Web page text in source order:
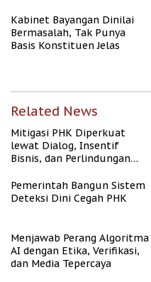
Kabinet Bayangan Dinilai
Bermasalah, Tak Punya
Basis Konstituen Jelas
Related News
Mitigasi PHK Diperkuat
lewat Dialog, Insentif
Bisnis, dan Perlindungan
Pemerintah Bangun Sistem
Deteksi Dini Cegah PHK
Menjawab Perang Algoritma
AI dengan Etika, Verifikasi,
dan Media Tepercaya